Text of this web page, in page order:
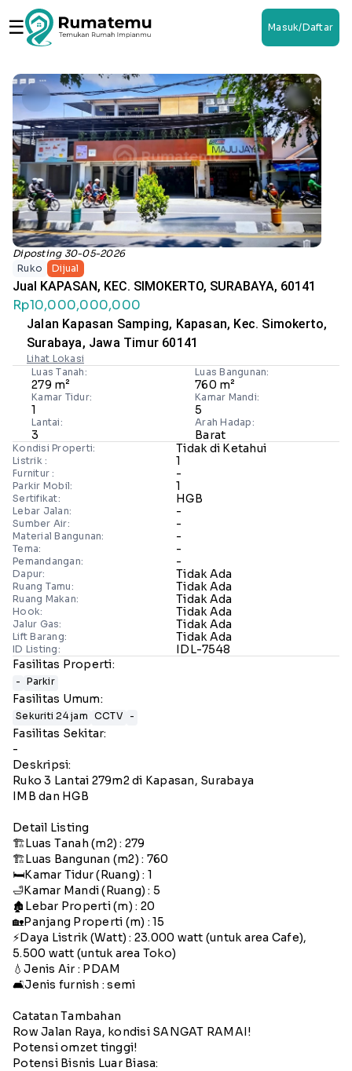
☰ Masuk/Daftar
Diposting 30-05-2026
Ruko
Dijual
Jual KAPASAN, KEC. SIMOKERTO, SURABAYA, 60141
Rp10,000,000,000
Jalan Kapasan Samping, Kapasan, Kec. Simokerto,
Surabaya, Jawa Timur 60141
Lihat Lokasi
Luas Tanah:
279 m²
Luas Bangunan:
760 m²
Kamar Tidur:
1
Kamar Mandi:
5
Lantai:
3
Arah Hadap:
Barat
Kondisi Properti: Tidak di Ketahui
Listrik : 1
Furnitur : -
Parkir Mobil: 1
Sertifikat: HGB
Lebar Jalan: -
Sumber Air: -
Material Bangunan: -
Tema: -
Pemandangan: -
Dapur: Tidak Ada
Ruang Tamu: Tidak Ada
Ruang Makan: Tidak Ada
Hook: Tidak Ada
Jalur Gas: Tidak Ada
Lift Barang: Tidak Ada
ID Listing:
IDL-7548
Fasilitas Properti:
- Parkir
Fasilitas Umum:
Sekuriti 24 jam CCTV -
Fasilitas Sekitar:
-
Deskripsi:
Ruko 3 Lantai 279m2 di Kapasan, Surabaya
IMB dan HGB
Detail Listing
🏗️Luas Tanah (m2) : 279
🏗️Luas Bangunan (m2) : 760
🛏️Kamar Tidur (Ruang) : 1
🛁Kamar Mandi (Ruang) : 5
🏚️Lebar Properti (m) : 20
🏡Panjang Properti (m) : 15
⚡️Daya Listrik (Watt) : 23.000 watt (untuk area Cafe),
5.500 watt (untuk area Toko)
💧Jenis Air : PDAM
🛋️Jenis furnish : semi
Catatan Tambahan
Row Jalan Raya, kondisi SANGAT RAMAI!
Potensi omzet tinggi!
Potensi Bisnis Luar Biasa: